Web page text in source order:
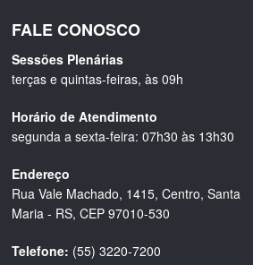
FALE CONOSCO
Sessões Plenárias
terças e quintas-feiras, às 09h
Horário de Atendimento
segunda a sexta-feira: 07h30 às 13h30
Endereço
Rua Vale Machado, 1415, Centro, Santa
Maria - RS, CEP 97010-530
Telefone: (55) 3220-7200